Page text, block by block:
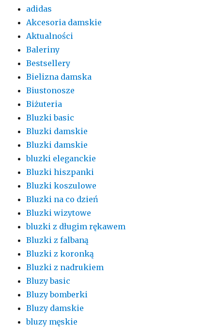
adidas
Akcesoria damskie
Aktualności
Baleriny
Bestsellery
Bielizna damska
Biustonosze
Biżuteria
Bluzki basic
Bluzki damskie
Bluzki damskie
bluzki eleganckie
Bluzki hiszpanki
Bluzki koszulowe
Bluzki na co dzień
Bluzki wizytowe
bluzki z długim rękawem
Bluzki z falbaną
Bluzki z koronką
Bluzki z nadrukiem
Bluzy basic
Bluzy bomberki
Bluzy damskie
bluzy męskie